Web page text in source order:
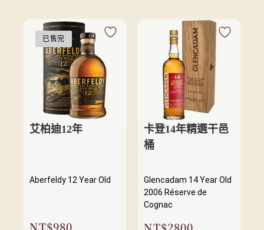
已售完
艾柏迪12年
Aberfeldy 12 Year Old
NT$980
卡登14年精選干邑
桶
Glencadam 14 Year Old
2006 Réserve de
Cognac